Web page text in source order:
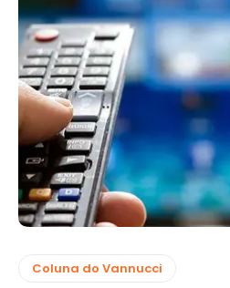
Coluna do Vannucci